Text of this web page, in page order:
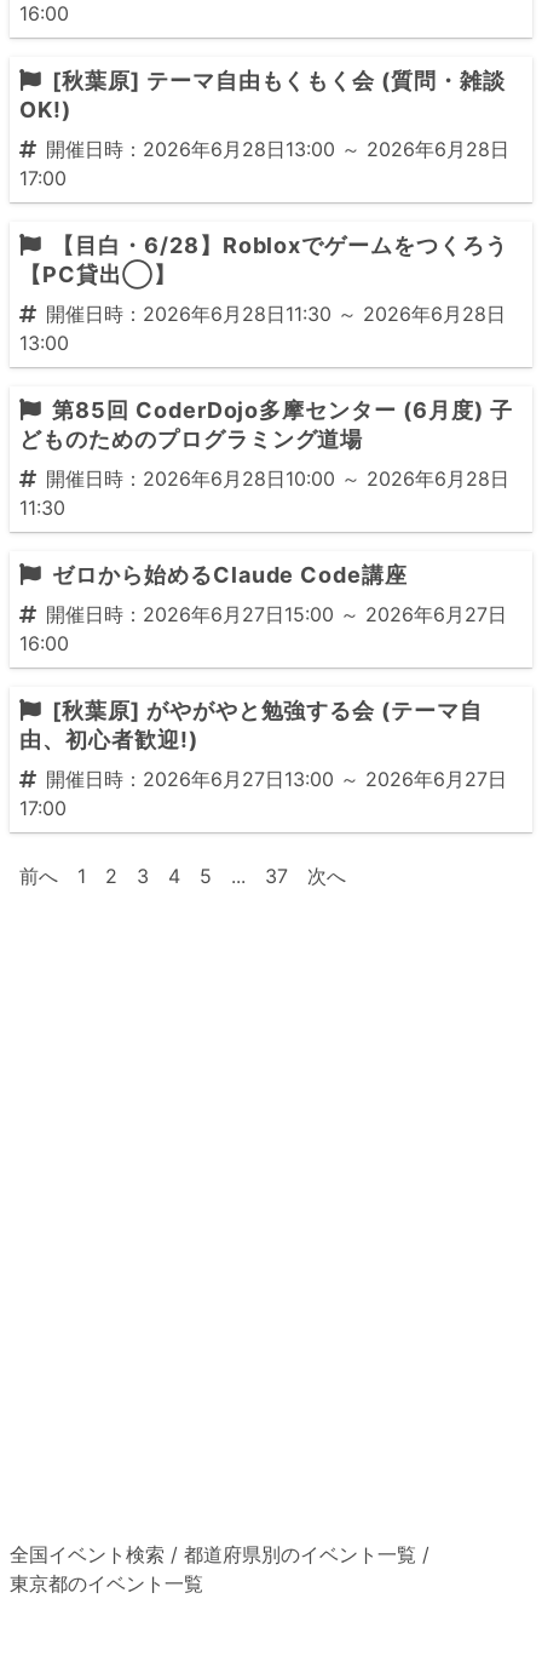
16:00
[秋葉原] テーマ自由もくもく会 (質問・雑談
OK!)
開催日時：2026年6月28日13:00 ～ 2026年6月28日
17:00
【目白・6/28】Robloxでゲームをつくろう
【PC貸出◯】
開催日時：2026年6月28日11:30 ～ 2026年6月28日
13:00
第85回 CoderDojo多摩センター (6月度) 子
どものためのプログラミング道場
開催日時：2026年6月28日10:00 ～ 2026年6月28日
11:30
ゼロから始めるClaude Code講座
開催日時：2026年6月27日15:00 ～ 2026年6月27日
16:00
[秋葉原] がやがやと勉強する会 (テーマ自
由、初心者歓迎!)
開催日時：2026年6月27日13:00 ～ 2026年6月27日
17:00
前へ 1 2 3 4 5 ... 37 次へ
全国イベント検索 / 都道府県別のイベント一覧 /
東京都のイベント一覧